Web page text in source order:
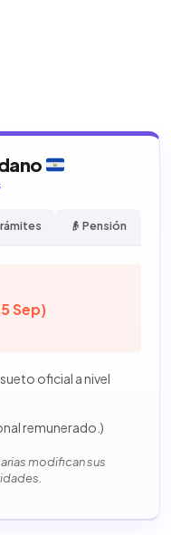
👴 Pensión
Sep)
oficial a nivel
remunerado.)
modifican sus